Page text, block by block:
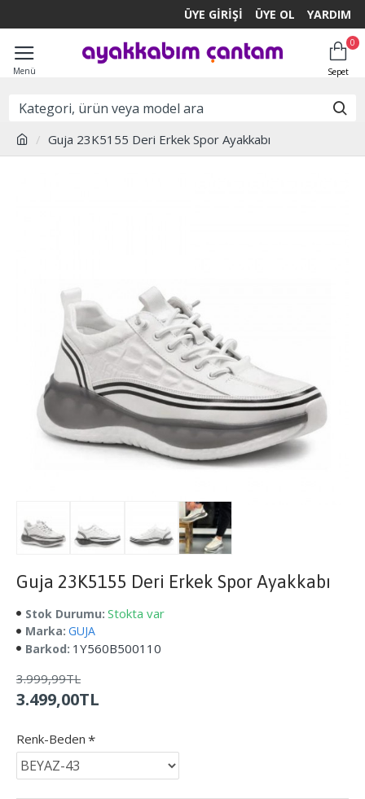
ÜYE GIRIŞI ÜYE OL YARDIM
0
Guja 23K5155 Deri Erkek Spor Ayakkabı
Guja 23K5155 Deri Erkek Spor Ayakkabı
Stok Durumu: Stokta var
Marka: GUJA
Barkod: 1Y560B500110
3.499,00TL
3.999,99TL
Renk-Beden